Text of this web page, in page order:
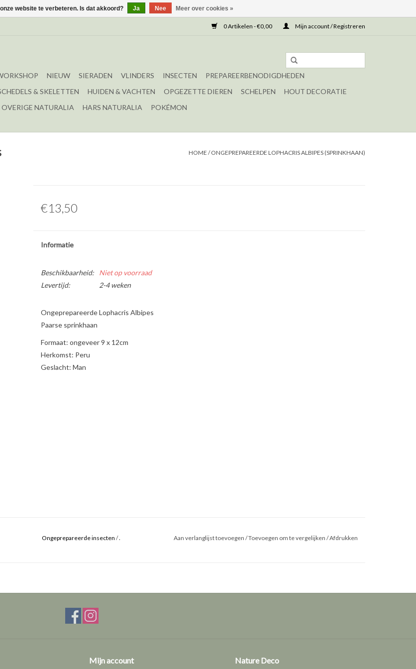
0 Artikelen - €0,00 Mijn account / Registreren
NIEUW SIERADEN VLINDERS INSECTEN
PREPAREERBENODIGDHEDEN
& SKELETTEN HUIDEN & VACHTEN OPGEZETTE DIEREN SCHELPEN
HOUT DECORATIE
OVERIGE NATURALIA HARS NATURALIA POKÉMON
HOME /ONGEPREPAREERDE LOPHACRIS ALBIPES (SPRINKHAAN)
€13,50
Informatie
Beschikbaarheid:
Niet op voorraad
Levertijd:
2-4 weken
Ongeprepareerde Lophacris Albipes
Paarse sprinkhaan
Formaat: ongeveer 9 x 12cm
Herkomst: Peru
Geslacht: Man
Ongeprepareerde insecten /. Aan verlanglijst toevoegen /Toevoegen om te vergelijken /Afdrukken
Mijn account Nature Deco
website te verbeteren. Is dat akkoord? Ja Nee Meer over cookies »